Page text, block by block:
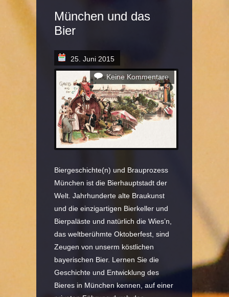
München und das
Bier
25. Juni 2015
Keine Kommentare
Biergeschichte(n) und Brauprozess
München ist die Bierhauptstadt der
Welt. Jahrhunderte alte Braukunst
und die einzigartigen Bierkeller und
Bierpaläste und natürlich die Wies’n,
das weltberühmte Oktoberfest, sind
Zeugen von unserm köstlichen
bayerischen Bier. Lernen Sie die
Geschichte und Entwicklung des
Bieres in München kennen, auf einer